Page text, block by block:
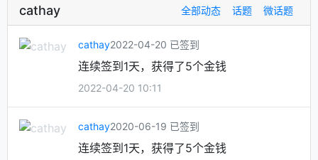
cathay 全部动态 话题 微话题
cathay2022-04-20 已签到
连续签到1天，获得了5个金钱
2022-04-20 10:11
cathay2020-06-19 已签到
连续签到1天，获得了5个金钱